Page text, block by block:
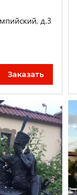
д.3
Заказать